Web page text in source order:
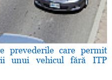
prevederile care permit
unui vehicul fără ITP